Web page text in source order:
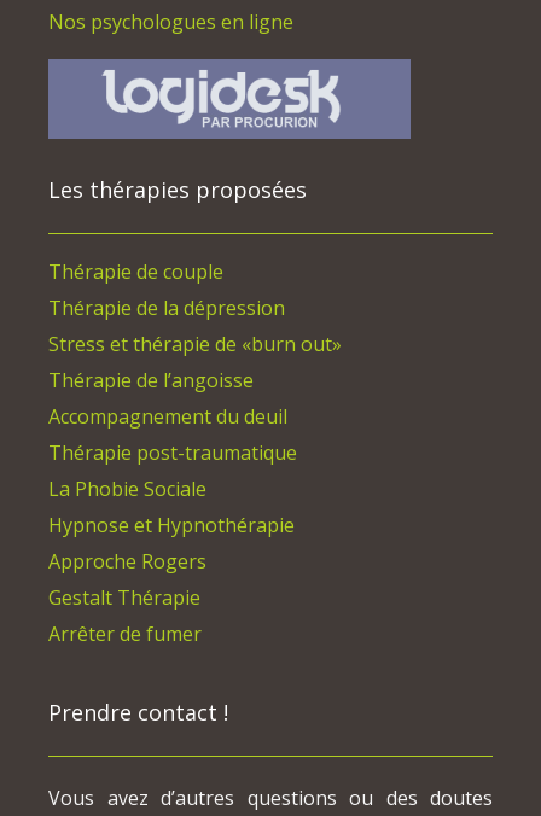
Nos psychologues en ligne
Les thérapies proposées
Thérapie de couple
Thérapie de la dépression
Stress et thérapie de «burn out»
Thérapie de l’angoisse
Accompagnement du deuil
Thérapie post-traumatique
La Phobie Sociale
Hypnose et Hypnothérapie
Approche Rogers
Gestalt Thérapie
Arrêter de fumer
Prendre contact !
Vous avez d’autres questions ou des doutes